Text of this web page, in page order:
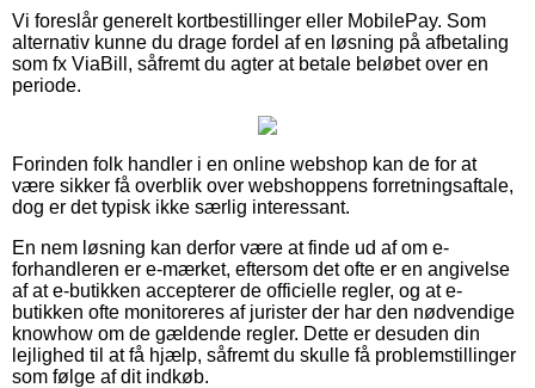
Vi foreslår generelt kortbestillinger eller MobilePay. Som
alternativ kunne du drage fordel af en løsning på afbetaling
som fx ViaBill, såfremt du agter at betale beløbet over en
periode.
Forinden folk handler i en online webshop kan de for at
være sikker få overblik over webshoppens forretningsaftale,
dog er det typisk ikke særlig interessant.
En nem løsning kan derfor være at finde ud af om e-
forhandleren er e-mærket, eftersom det ofte er en angivelse
af at e-butikken accepterer de officielle regler, og at e-
butikken ofte monitoreres af jurister der har den nødvendige
knowhow om de gældende regler. Dette er desuden din
lejlighed til at få hjælp, såfremt du skulle få problemstillinger
som følge af dit indkøb.